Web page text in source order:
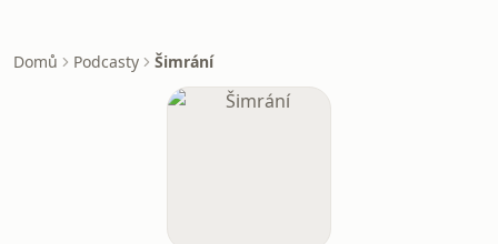
Domů Podcasty Šimrání